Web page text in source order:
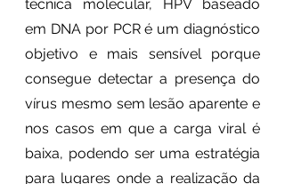
técnica molecular, HPV baseado
em DNA por PCR é um diagnóstico
objetivo e mais sensível porque
consegue detectar a presença do
vírus mesmo sem lesão aparente e
nos casos em que a carga viral é
baixa, podendo ser uma estratégia
para lugares onde a realização da